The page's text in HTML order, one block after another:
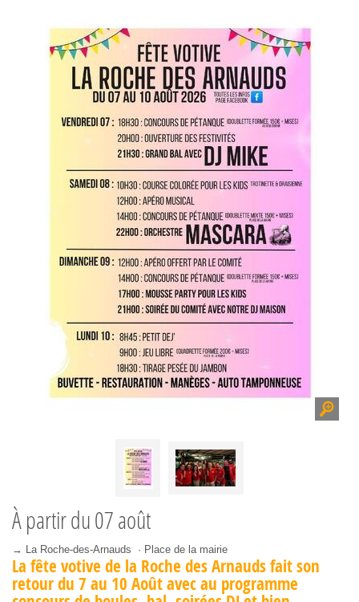
À partir du07 août
→ La Roche-des-Arnauds · Place de la mairie
La fête votive de la Roche des Arnauds fait son
retour du 7 au 10 Août avec au programme